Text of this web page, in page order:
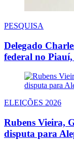
PESQUISA
Delegado
federal no
ELEIÇÕES 2026
Rubens Vieira,
disputa para